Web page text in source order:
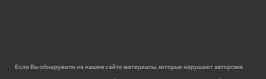
Если Вы обнаружили на нашем сайте материалы, которые нарушают авторские